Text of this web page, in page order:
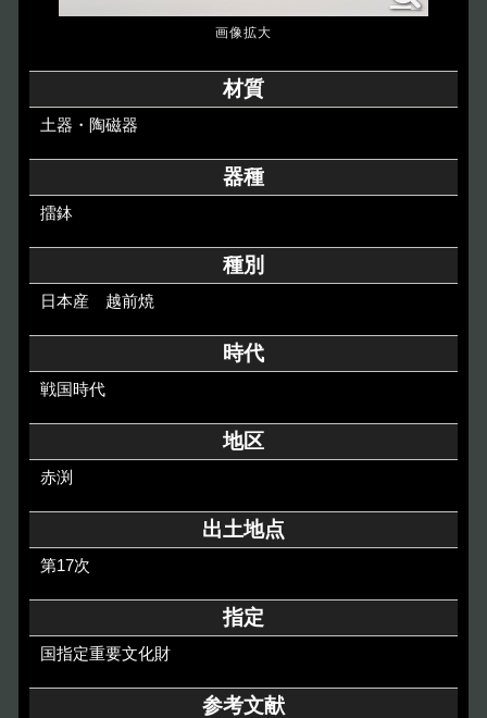
アクセス Access
イベント
デジタルアーカイブ Digital Archive
材質
土器・陶磁器
器種
擂鉢
種別
日本産 越前焼
時代
戦国時代
地区
赤渕
出土地点
第17次
指定
国指定重要文化財
参考文献